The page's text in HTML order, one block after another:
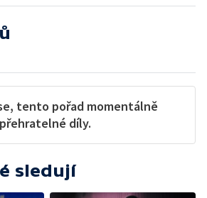
tento pořad momentálně
díly.
sledují